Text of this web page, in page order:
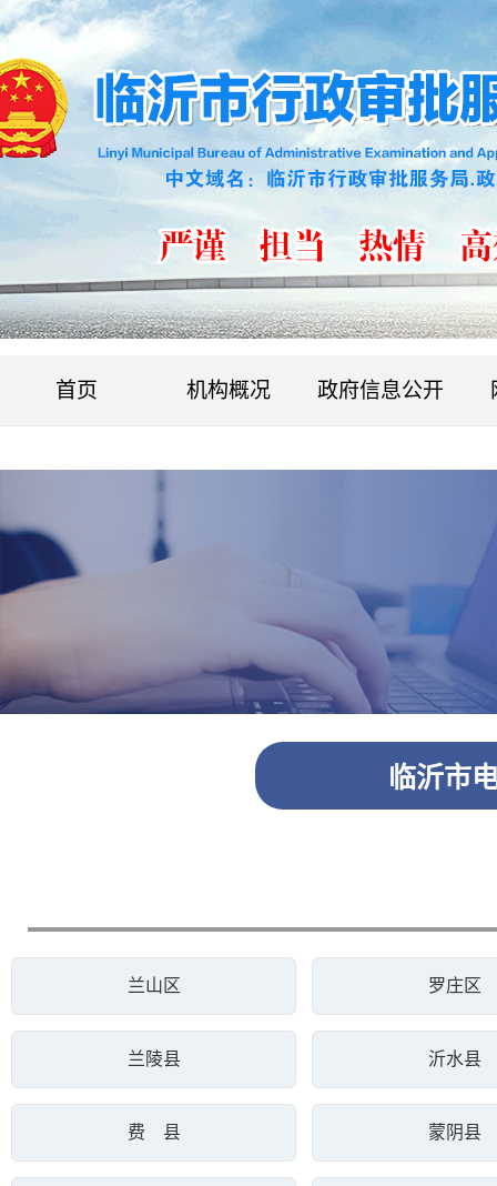
首页 机构概况 政府信息公开
临沂市
兰山区 罗庄区
兰陵县 沂水县
费 县 蒙阴县